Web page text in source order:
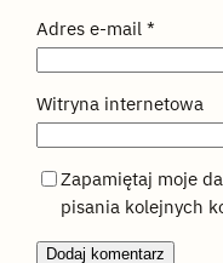
Adres e-mail*
Witryna internetowa
Zapamiętaj moje
pisania kolejnych